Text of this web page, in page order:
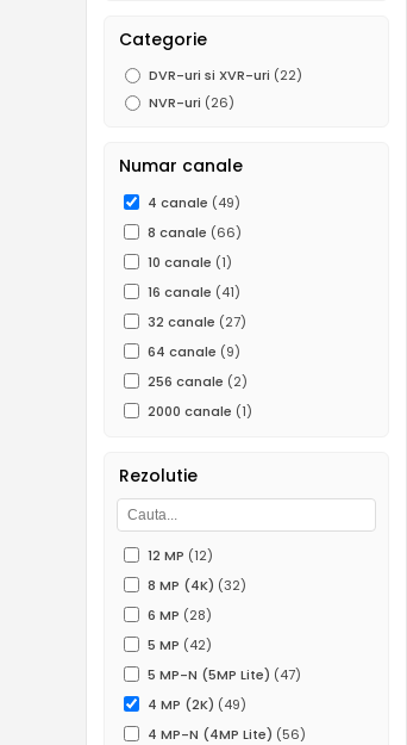
Categorie
DVR-uri si XVR-uri (22)
NVR-uri (26)
Numar canale
4 canale (49)
8 canale (66)
10 canale (1)
16 canale (41)
32 canale (27)
64 canale (9)
256 canale (2)
2000 canale (1)
Rezolutie
12 MP (12)
8 MP (4K) (32)
6 MP (28)
5 MP (42)
5 MP-N (5MP Lite) (47)
4 MP (2K) (49)
4 MP-N (4MP Lite) (56)